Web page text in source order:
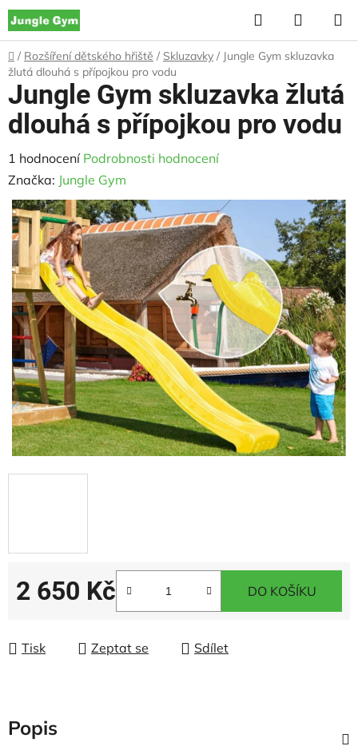
Přejít
na
obsah
Hledat
KOŠÍK
Domů
/ Rozšíření dětského hřiště / Skluzavky / Jungle Gym skluzavka
žlutá dlouhá s přípojkou pro vodu
2 650 Kč DO KOŠÍKU
Tisk Zeptat se Sdílet
Jungle Gym skluzavka žlutá
dlouhá s přípojkou pro vodu
Průměrné
hodnocení
produktu
je
5,0
z
5
hvězdiček.
1 hodnocení Podrobnosti hodnocení
Značka: Jungle Gym
Popis